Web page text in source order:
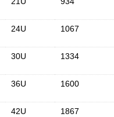
24U 1067
30U 1334
36U 1600
42U 1867